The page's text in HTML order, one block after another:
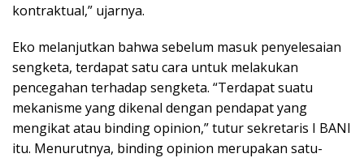
kontraktual,” ujarnya.
Eko melanjutkan bahwa sebelum masuk penyelesaian
sengketa, terdapat satu cara untuk melakukan
pencegahan terhadap sengketa. “Terdapat suatu
mekanisme yang dikenal dengan pendapat yang
mengikat atau binding opinion,” tutur sekretaris I BANI
itu. Menurutnya, binding opinion merupakan satu-